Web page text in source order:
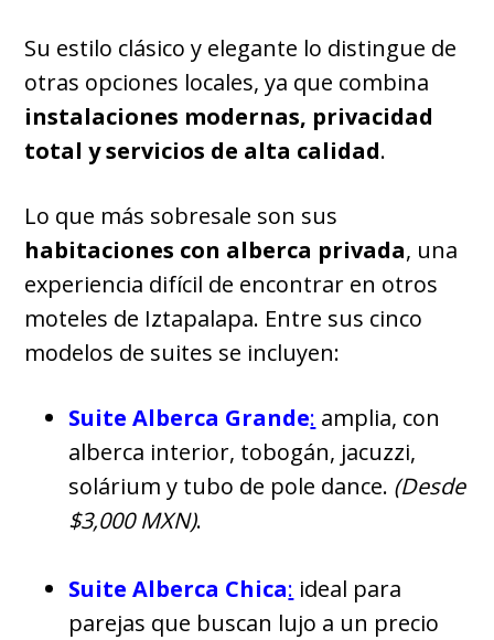
Su estilo clásico y elegante lo distingue de
otras opciones locales, ya que combina
instalaciones modernas, privacidad
total y servicios de alta calidad.
Lo que más sobresale son sus
habitaciones con alberca privada, una
experiencia difícil de encontrar en otros
moteles de Iztapalapa. Entre sus cinco
modelos de suites se incluyen:
Suite Alberca Grande: amplia, con
alberca interior, tobogán, jacuzzi,
solárium y tubo de pole dance. (Desde
$3,000 MXN).
Suite Alberca Chica: ideal para
parejas que buscan lujo a un precio